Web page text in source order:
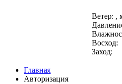
Ветер: ,
Восход:
Заход:
Главная
Авторизация